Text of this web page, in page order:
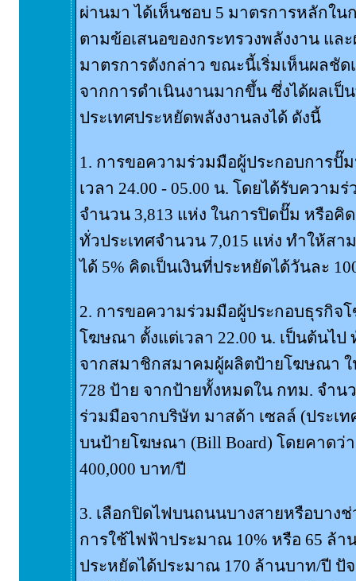
ผ่านมา ได้เห็นชอบ 5 มาตรการหลักใน
ตามข้อเสนอของกระทรวงพลังงาน แล
มาตรการดังกล่าว ขณะนี้เริ่มเห็นผลชั
จากการดำเนินงานมากขึ้น ซึ่งได้ผลเป็
ประเทศประหยัดพลังงานลงได้ ดังนี้
1. การขอความร่วมมือผู้ประกอบการปั๊
เวลา 24.00 - 05.00 น. โดยได้รับควา
จำนวน 3,813 แห่ง ในการปิดปั๊ม หรือคิ
ทั่วประเทศจำนวน 7,015 แห่ง ทำให้ส
ได้ 5% คิดเป็นเงินที่ประหยัดได้วันละ
2. การขอความร่วมมือผู้ประกอบธุรกิจ
โฆษณา ตั้งแต่เวลา 22.00 น. เป็นต้นไ
จากสมาชิกสมาคมผู้ผลิตป้ายโฆษณา ใ
728 ป้าย จากป้ายทั้งหมดใน กทม. จำน
ร่วมมือจากบริษัท มาสด้า เซลล์ (ประเ
บนป้ายโฆษณา (Bill Board) โดยคาดว่
400,000 บาท/ปี
3. เลือกปิดไฟบนถนนบางสายหรือบาง
การใช้ไฟฟ้าประมาณ 10% หรือ 65 ล้า
ประหยัดได้ประมาณ 170 ล้านบาท/ปี ปั